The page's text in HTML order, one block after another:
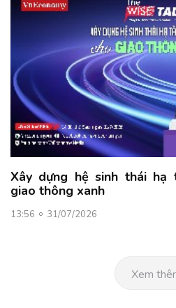
Xây dựng hệ sinh thái hạ
giao thông xanh
13:56 31/07/2026
Xem